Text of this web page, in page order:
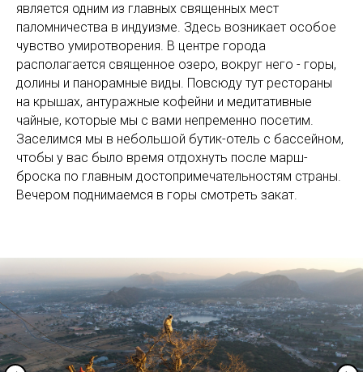
является одним из главных священных мест
паломничества в индуизме. Здесь возникает особое
чувство умиротворения. В центре города
располагается священное озеро, вокруг него - горы,
долины и панорамные виды. Повсюду тут рестораны
на крышах, антуражные кофейни и медитативные
чайные, которые мы с вами непременно посетим.
Заселимся мы в небольшой бутик-отель с бассейном,
чтобы у вас было время отдохнуть после марш-
броска по главным достопримечательностям страны.
Вечером поднимаемся в горы смотреть закат.